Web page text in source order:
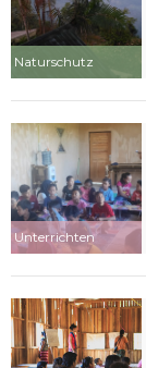
Naturschutz
Unterrichten